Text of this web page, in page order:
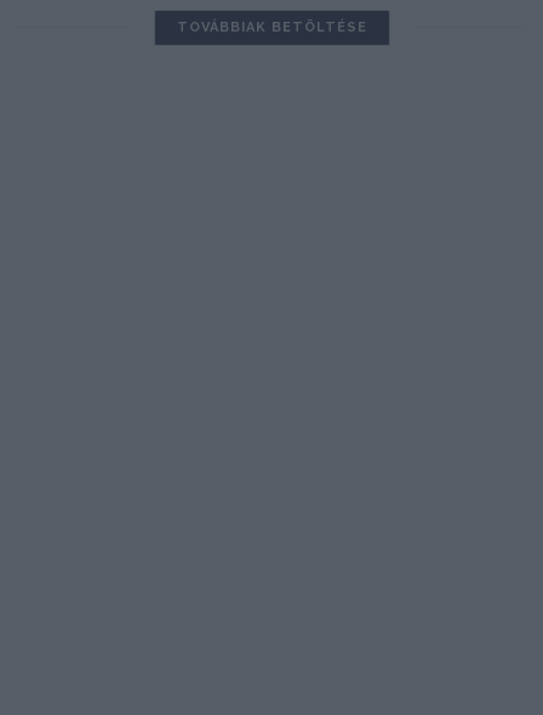
TOVÁBBIAK BETÖLTÉSE